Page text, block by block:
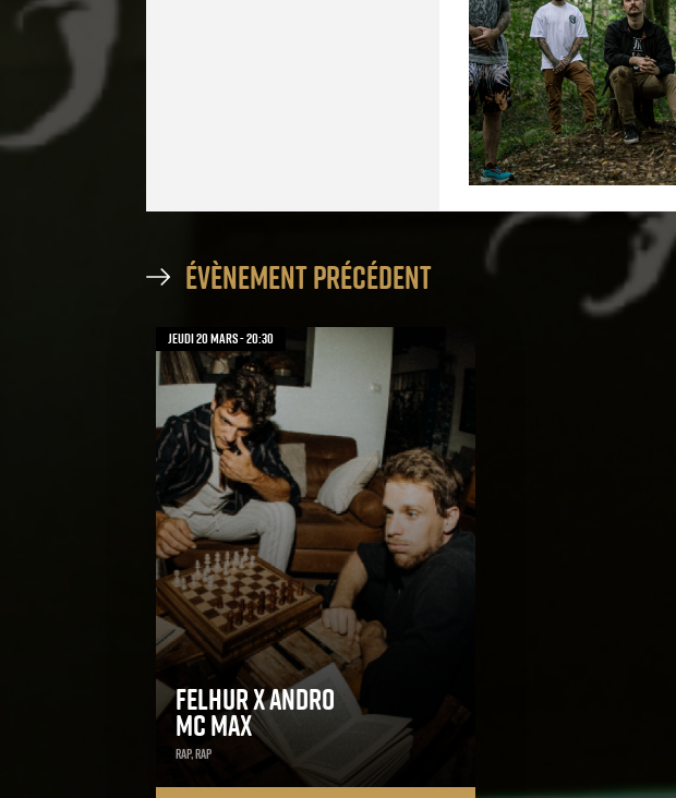
évènement précédent
jeudi 20 mars - 20:30
Felhur x Andro
MC Max
Rap, Rap